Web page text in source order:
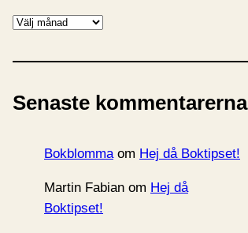
A
k
v
Senaste kommentarerna
Bokblommaom Hej då Boktipset!
Martin Fabian om Hej då
Boktipset!